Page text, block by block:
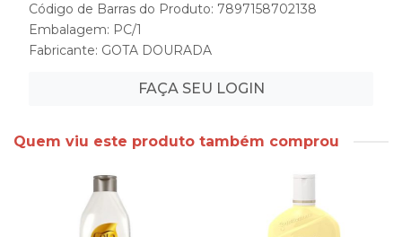
Código de Barras do Produto: 7897158702138
Embalagem: PC/1
Fabricante: GOTA DOURADA
FAÇA SEU LOGIN
Quem viu este produto também comprou